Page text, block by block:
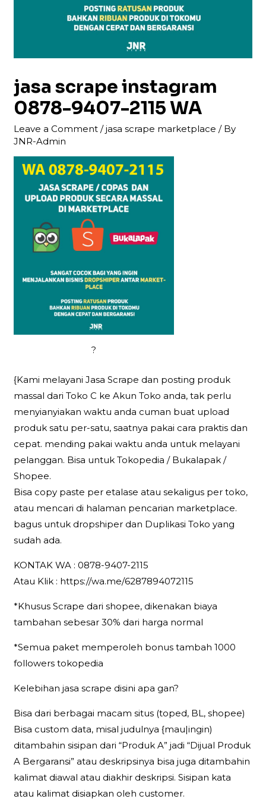
jasa scrape instagram
0878-9407-2115 WA
Leave a Comment /jasa scrape marketplace / By
JNR-Admin
?
{Kami melayani Jasa Scrape dan posting produk
massal dari Toko C ke Akun Toko anda, tak perlu
menyianyiakan waktu anda cuman buat upload
produk satu per-satu, saatnya pakai cara praktis dan
cepat. mending pakai waktu anda untuk melayani
pelanggan. Bisa untuk Tokopedia / Bukalapak /
Shopee.
Bisa copy paste per etalase atau sekaligus per toko,
atau mencari di halaman pencarian marketplace.
bagus untuk dropshiper dan Duplikasi Toko yang
sudah ada.
KONTAK WA : 0878-9407-2115
Atau Klik : https://wa.me/6287894072115
*Khusus Scrape dari shopee, dikenakan biaya
tambahan sebesar 30% dari harga normal
*Semua paket memperoleh bonus tambah 1000
followers tokopedia
Kelebihan jasa scrape disini apa gan?
Bisa dari berbagai macam situs (toped, BL, shopee)
Bisa custom data, misal judulnya {mau|ingin)
ditambahin sisipan dari “Produk A” jadi “Dijual Produk
A Bergaransi” atau deskripsinya bisa juga ditambahin
kalimat diawal atau diakhir deskripsi. Sisipan kata
atau kalimat disiapkan oleh customer.